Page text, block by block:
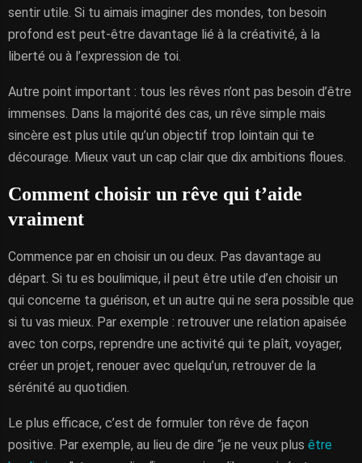
sentir utile. Si tu aimais imaginer des mondes, ton besoin
profond est peut-être davantage lié à la créativité, à la
liberté ou à l’expression de toi.
Autre point important : tous les rêves n’ont pas besoin d’être
immenses. Dans la majorité des cas, un rêve simple mais
sincère est plus utile qu’un objectif trop lointain qui te
décourage. Mieux vaut un cap clair que dix ambitions floues.
Comment choisir un rêve qui t’aide
vraiment
Commence par en choisir un ou deux. Pas davantage au
départ. Si tu es boulimique, il peut être utile d’en choisir un
qui concerne ta guérison, et un autre qui ne sera possible que
si tu vas mieux. Par exemple : retrouver une relation apaisée
avec ton corps, reprendre une activité qui te plaît, voyager,
créer un projet, renouer avec quelqu’un, retrouver de la
sérénité au quotidien.
Le plus efficace, c’est de formuler ton rêve de façon
positive. Par exemple, au lieu de dire “je ne veux plus être